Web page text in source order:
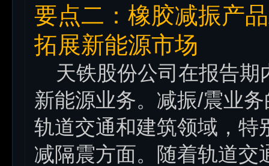
要点二：橡胶减振产
拓展新能源市场
天铁股份公司在报告期
新能源业务。减振/震业
轨道交通和建筑领域，特
减隔震方面。随着轨道交